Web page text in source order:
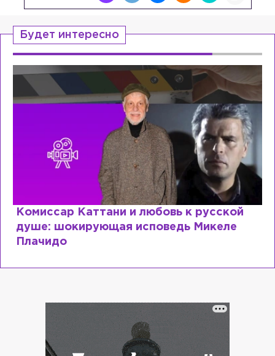
Будет интересно
Специалист с напрасным дипломом:
почему мир разочаровался в высшем
образовании?